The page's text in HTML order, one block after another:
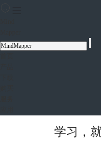
学习，